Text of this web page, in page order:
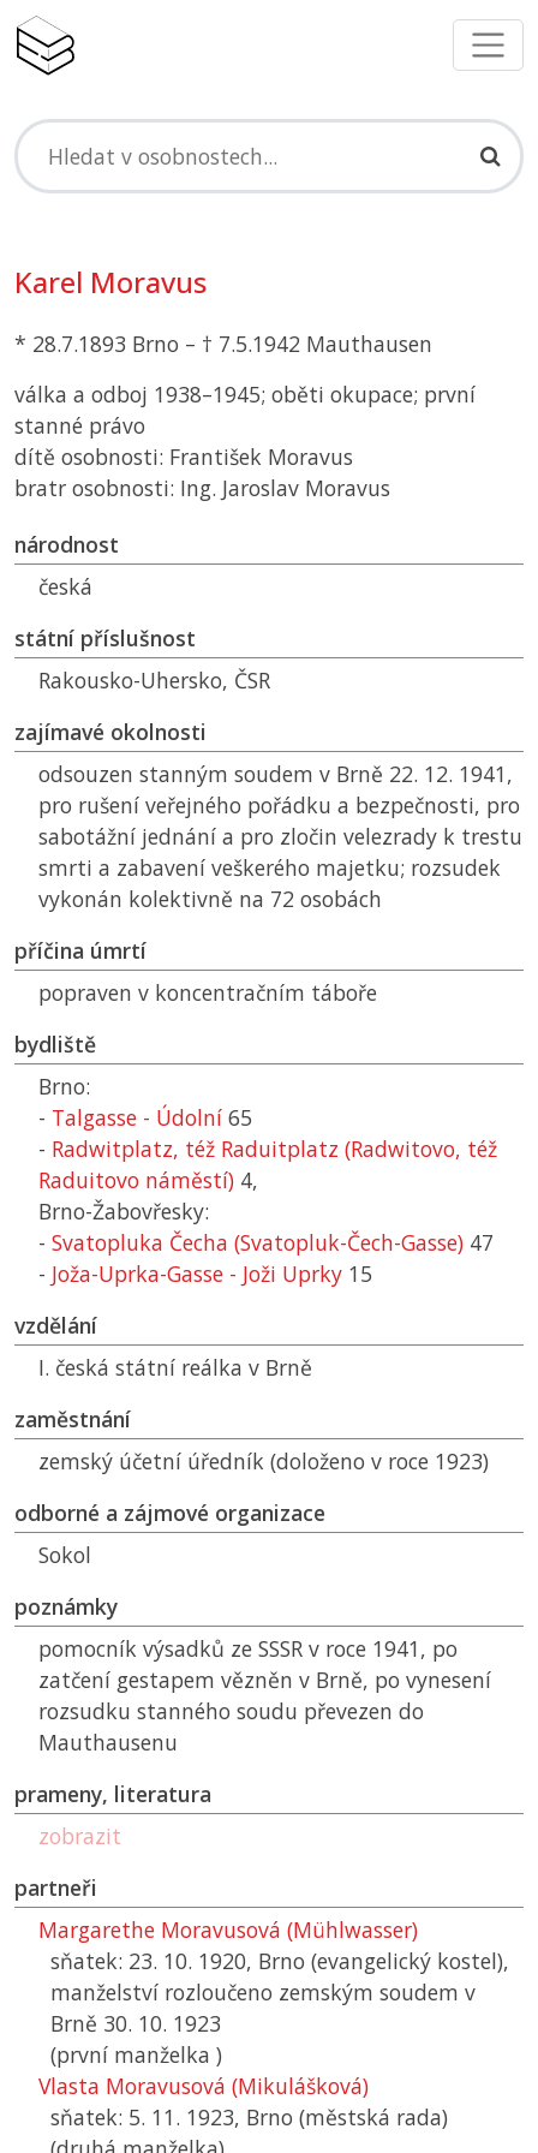
Karel Moravus
* 28.7.1893 Brno – † 7.5.1942 Mauthausen
válka a odboj 1938–1945; oběti okupace; první
stanné právo
dítě osobnosti: František Moravus
bratr osobnosti: Ing. Jaroslav Moravus
národnost
česká
státní příslušnost
Rakousko-Uhersko, ČSR
zajímavé okolnosti
odsouzen stanným soudem v Brně 22. 12. 1941,
pro rušení veřejného pořádku a bezpečnosti, pro
sabotážní jednání a pro zločin velezrady k trestu
smrti a zabavení veškerého majetku; rozsudek
vykonán kolektivně na 72 osobách
příčina úmrtí
popraven v koncentračním táboře
bydliště
Brno:
- Talgasse - Údolní 65
- Radwitplatz, též Raduitplatz (Radwitovo, též
Raduitovo náměstí) 4,
Brno-Žabovřesky:
- Svatopluka Čecha (Svatopluk-Čech-Gasse) 47
- Joža-Uprka-Gasse - Joži Uprky 15
vzdělání
I. česká státní reálka v Brně
zaměstnání
zemský účetní úředník (doloženo v roce 1923)
odborné a zájmové organizace
Sokol
poznámky
pomocník výsadků ze SSSR v roce 1941, po
zatčení gestapem vězněn v Brně, po vynesení
rozsudku stanného soudu převezen do
Mauthausenu
prameny, literatura
zobrazit
partneři
Margarethe Moravusová (Mühlwasser)
sňatek: 23. 10. 1920, Brno (evangelický kostel),
manželství rozloučeno zemským soudem v
Brně 30. 10. 1923
(první manželka )
Vlasta Moravusová (Mikulášková)
sňatek: 5. 11. 1923, Brno (městská rada)